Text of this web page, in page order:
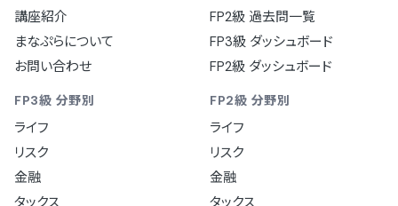
講座紹介
まなぷらについて
お問い合わせ
FP2級 過去問一覧
FP3級 ダッシュボード
FP2級 ダッシュボード
FP3級 分野別
ライフ
リスク
金融
タックス
FP2級 分野別
ライフ
リスク
金融
タックス